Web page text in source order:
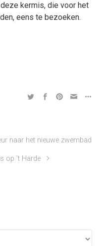
kermis, die voor het
eens te bezoeken.
naar het nieuwe zwembad
op ’t Harde